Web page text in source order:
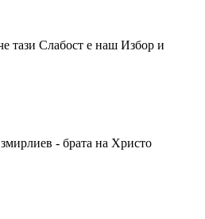
тази Слабост е наш Избор и
- брата на Христо